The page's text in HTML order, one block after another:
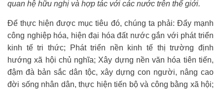
quan hệ hữu nghị và hợp tác với các nước trên thế giới.
Để thực hiện được mục tiêu đó, chúng ta phải: Đẩy mạnh
công nghiệp hóa, hiện đại hóa đất nước gắn với phát triển
kinh tế tri thức; Phát triển nền kinh tế thị trường định
hướng xã hội chủ nghĩa; Xây dựng nền văn hóa tiên tiến,
đậm đà bản sắc dân tộc, xây dựng con người, nâng cao
đời sống nhân dân, thực hiện tiến bộ và công bằng xã hội;